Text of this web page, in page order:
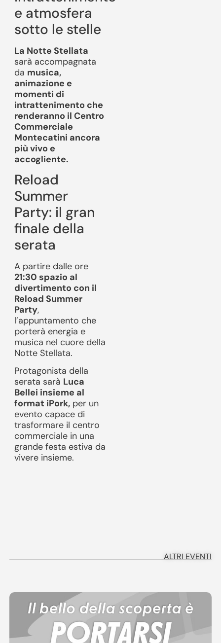
e atmosfera
sotto le stelle
La Notte Stellata
sarà accompagnata
da musica,
animazione e
momenti di
intrattenimento che
renderanno il Centro
Commerciale
Montecatini ancora
più vivo e
accogliente.
Reload
Summer
Party: il gran
finale della
serata
A partire dalle ore
21:30 spazio al
divertimento con il
Reload Summer
Party,
l’appuntamento che
porterà energia e
musica nel cuore della
Notte Stellata.
Protagonista della
serata sarà Luca
Bellei insieme al
format iPork,per un
evento capace di
trasformare il centro
commerciale in una
grande festa estiva da
vivere insieme.
ALTRI EVENTI